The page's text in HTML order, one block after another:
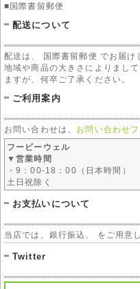
■国際書留郵便
配送について
配送は、 国際書留郵便 でお届け
地域や商品の大きさによりまし
ますが、何卒ご了承ください。
ご利用案内
お問い合わせは、 お問い合わせ
フービーウェル
▼営業時間
・9：00-18：00（日本時間）
土日祝除く
お支払いについて
当店では、銀行振込、 をご用意
Twitter